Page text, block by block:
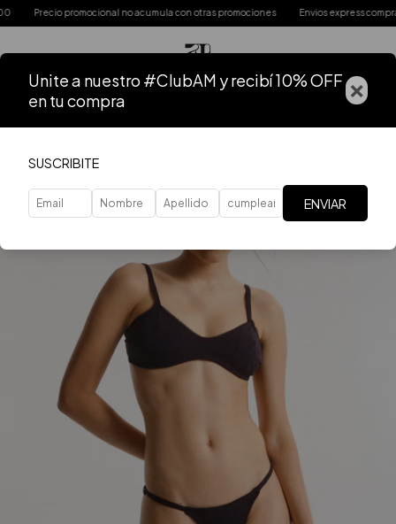
Precio promocional no acumula con otras promociones Envios express
Unite a nuestro #ClubAM y recibí 10% OFF
en tu compra
×
SUSCRIBITE
ENVIAR